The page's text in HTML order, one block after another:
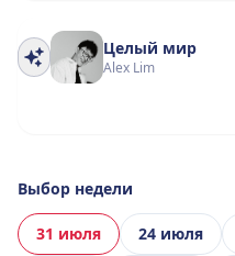
Целый мир
Alex Lim
Выбор недели
31 июля 24 июля